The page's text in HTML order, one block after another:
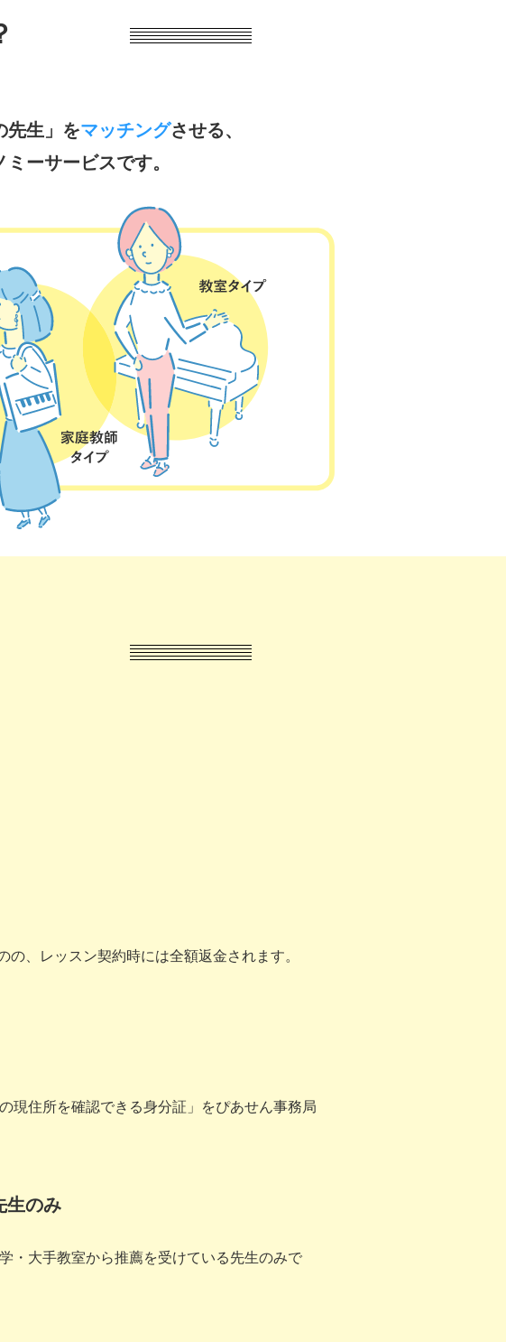
先生」をマッチングさせる、
ーサービスです。
、レッスン契約時には全額返金されます。
現住所を確認できる身分証」をぴあせん事務局
生のみ
・大手教室から推薦を受けている先生のみで